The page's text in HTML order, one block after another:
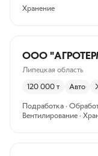
Хранение
ООО
Липецкая область
120 000 т Авто
Подработка ·
Вентилирование ·